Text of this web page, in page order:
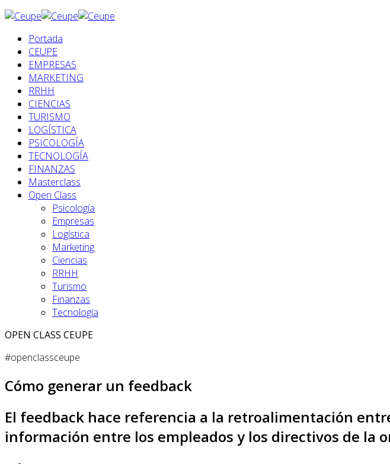
Portada
CEUPE
EMPRESAS
MARKETING
RRHH
CIENCIAS
TURISMO
LOGÍSTICA
PSICOLOGÍA
TECNOLOGÍA
FINANZAS
Masterclass
Open Class
Psicología
Empresas
Logística
Marketing
Ciencias
RRHH
Turismo
Finanzas
Tecnología
OPEN CLASS CEUPE
#openclassceupe
Cómo generar un feedback
El feedback hace referencia a la retroalimentación
información entre los empleados y los directivos de la